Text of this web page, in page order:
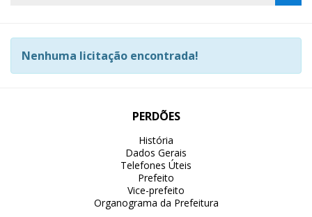
Nenhuma licitação encontrada!
PERDÕES
História
Dados Gerais
Telefones Úteis
Prefeito
Vice-prefeito
Organograma da Prefeitura